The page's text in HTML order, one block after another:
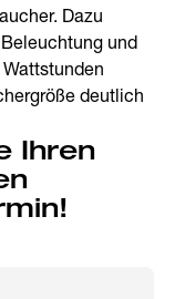
Dazu
und
deutlich
Ihren